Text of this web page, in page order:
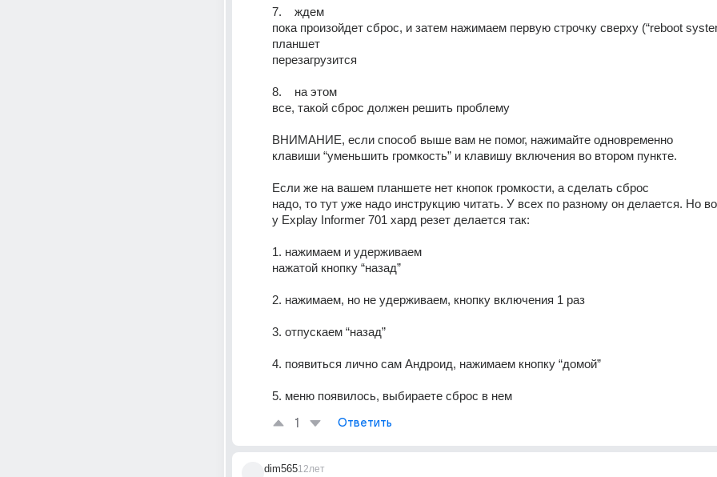
7.    ждем
пока произойдет сброс, и затем нажимаем первую строчку сверху (“reboot
планшет
перезагрузится
8.    на этом
все, такой сброс должен решить проблему
ВНИМАНИЕ, если способ выше вам не помог, нажимайте одновременно
клавиши “уменьшить громкость” и клавишу включения во втором пункте.
Если же на вашем планшете нет кнопок громкости, а сделать сброс
надо, то тут уже надо инструкцию читать. У всех по разному он делается. Но
у Explay Informer 701 хард резет делается так:
1. нажимаем и удерживаем
нажатой кнопку “назад”
2. нажимаем, но не удерживаем, кнопку включения 1 раз
3. отпускаем “назад”
4. появиться лично сам Андроид, нажимаем кнопку “домой”
5. меню появилось, выбираете сброс в нем
1 Ответить
dim56512лет